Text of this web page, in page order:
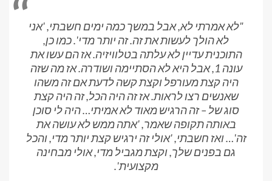
"לא אמרתי לא, אבל במשך כמה ימים חשבתי, 'אני
לא הולך לעשות את זה. זה יותר מדי'. כמו כן,
התוכנית עדיין לא עלתה בטלוויזיה. אז הם עשו את
עונה 1, אבל היא לא הסתיימה ושודרה. אז מה שזה
היה קצת מעורפל וקצת קשה לדעת אם זה משהו
שאנשים רצו לראות. אז זה היה הכל, זה היה קצת
סוג של – זה הרגיש מאוד לא אמיתי… היה לי סוכן
באותה תקופה שאמר, 'אתה ממש לא עושה את
זה'… ואז חשבתי, 'אולי זה ירגיש קצת יותר מדי, והכל
גם בפנים שלך, וקצת מגביל מדי, אולי מבחינה
מקצועית'.